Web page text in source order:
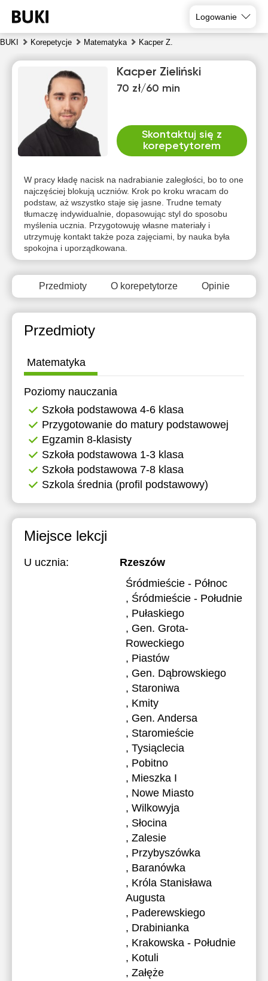
Logowanie
BUKI Korepetycje Matematyka Kacper Z.
Kacper Zieliński
70 zł/60 min
Skontaktuj się z
korepetytorem
W pracy kładę nacisk na nadrabianie zaległości, bo to one
najczęściej blokują uczniów. Krok po kroku wracam do
podstaw, aż wszystko staje się jasne. Trudne tematy
tłumaczę indywidualnie, dopasowując styl do sposobu
myślenia ucznia. Przygotowuję własne materiały i
utrzymuję kontakt także poza zajęciami, by nauka była
spokojna i uporządkowana.
Przedmioty O korepetytorze Opinie
Przedmioty
Matematyka
Poziomy nauczania
Szkoła podstawowa 4-6 klasa
Przygotowanie do matury podstawowej
Egzamin 8-klasisty
Szkoła podstawowa 1-3 klasa
Szkoła podstawowa 7-8 klasa
Szkola średnia (profil podstawowy)
Miejsce lekcji
U ucznia:
Rzeszów
Śródmieście - Północ
, Śródmieście - Południe
, Pułaskiego
, Gen. Grota-
Roweckiego
, Piastów
, Gen. Dąbrowskiego
, Staroniwa
, Kmity
, Gen. Andersa
, Staromieście
, Tysiąclecia
, Pobitno
, Mieszka I
, Nowe Miasto
, Wilkowyja
, Słocina
, Zalesie
, Przybyszówka
, Baranówka
, Króla Stanisława
Augusta
, Paderewskiego
, Drabinianka
, Krakowska - Południe
, Kotuli
, Załęże
6
7
8
9
10
11
Brak
dostępnych
terminów
Brak
dostępnych
terminów
Brak
dostępnych
terminów
Brak
dostępnych
terminów
Brak
dostępnych
terminów